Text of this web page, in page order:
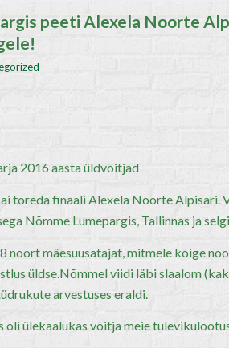
peeti Alexela Noorte
2016 aasta üldvõitjad
toreda finaali Alexela Noorte Alpisari.
Nõmme Lumepargis, Tallinnas ja
noort mäesuusatajat, mitmele kõige
üldse.Nõmmel viidi läbi slaalom
arvestuses eraldi.
oli ülekaalukas võitja meie